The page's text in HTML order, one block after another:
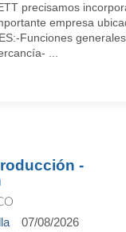
precisamos
empresa
Funciones
...
-
07/08/2026